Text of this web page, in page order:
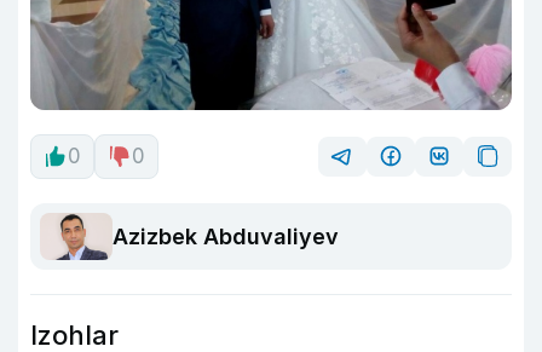
0 0
Azizbek Abduvaliyev
Izohlar